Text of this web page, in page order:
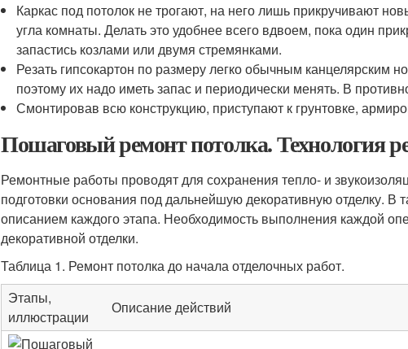
Каркас под потолок не трогают, на него лишь прикручивают
угла комнаты. Делать это удобнее всего вдвоем, пока один
запастись козлами или двумя стремянками.
Резать гипсокартон по размеру легко обычным канцелярским
поэтому их надо иметь запас и периодически менять. В
Смонтировав всю конструкцию, приступают к грунтовке,
Пошаговый ремонт потолка. Технология
Ремонтные работы проводят для сохранения тепло- и
подготовки основания под дальнейшую декоративную отделку. В
описанием каждого этапа. Необходимость выполнения каждой
декоративной отделки.
Таблица 1. Ремонт потолка до начала отделочных работ.
Этапы,
иллюстрации
Описание действий